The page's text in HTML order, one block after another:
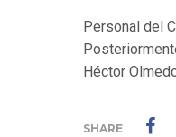
Personal del
Héctor
SHARE